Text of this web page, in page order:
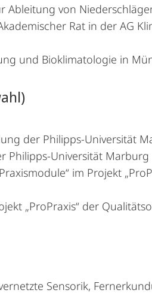
von
Rat in der AG
und Bioklimatologie in
der Philipps-Universität
Philipps-Universität Marburg
im Projekt
„ProPraxis“ der
Sensorik,